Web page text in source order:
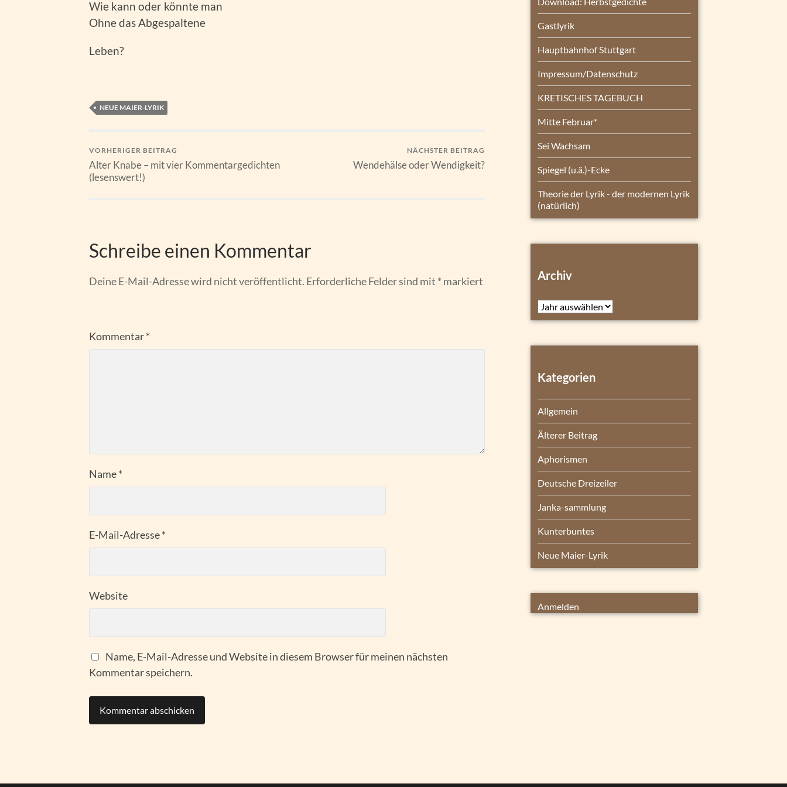
Wie kann oder könnte man
Ohne das Abgespaltene
Leben?
NEUE MAIER-LYRIK
VORHERIGER BEITRAG
Alter Knabe – mit vier Kommentargedichten
(lesenswert!)
NÄCHSTER BEITRAG
Wendehälse oder Wendigkeit?
Schreibe einen Kommentar
Deine E-Mail-Adresse wird nicht veröffentlicht. Erforderliche Felder sind mit * markiert
Kommentar*
Name*
E-Mail-Adresse*
Website
Name, E-Mail-Adresse und Website in diesem Browser für meinen nächsten
Kommentar speichern.
Gastlyrik
Hauptbahnhof Stuttgart
Impressum/Datenschutz
KRETISCHES TAGEBUCH
Mitte Februar*
Sei Wachsam
Spiegel (u.ä.)-Ecke
Theorie der Lyrik - der modernen Lyrik
(natürlich)
Archiv
Archiv
Kategorien
Allgemein
Älterer Beitrag
Aphorismen
Deutsche Dreizeiler
Janka-sammlung
Kunterbuntes
Neue Maier-Lyrik
Anmelden